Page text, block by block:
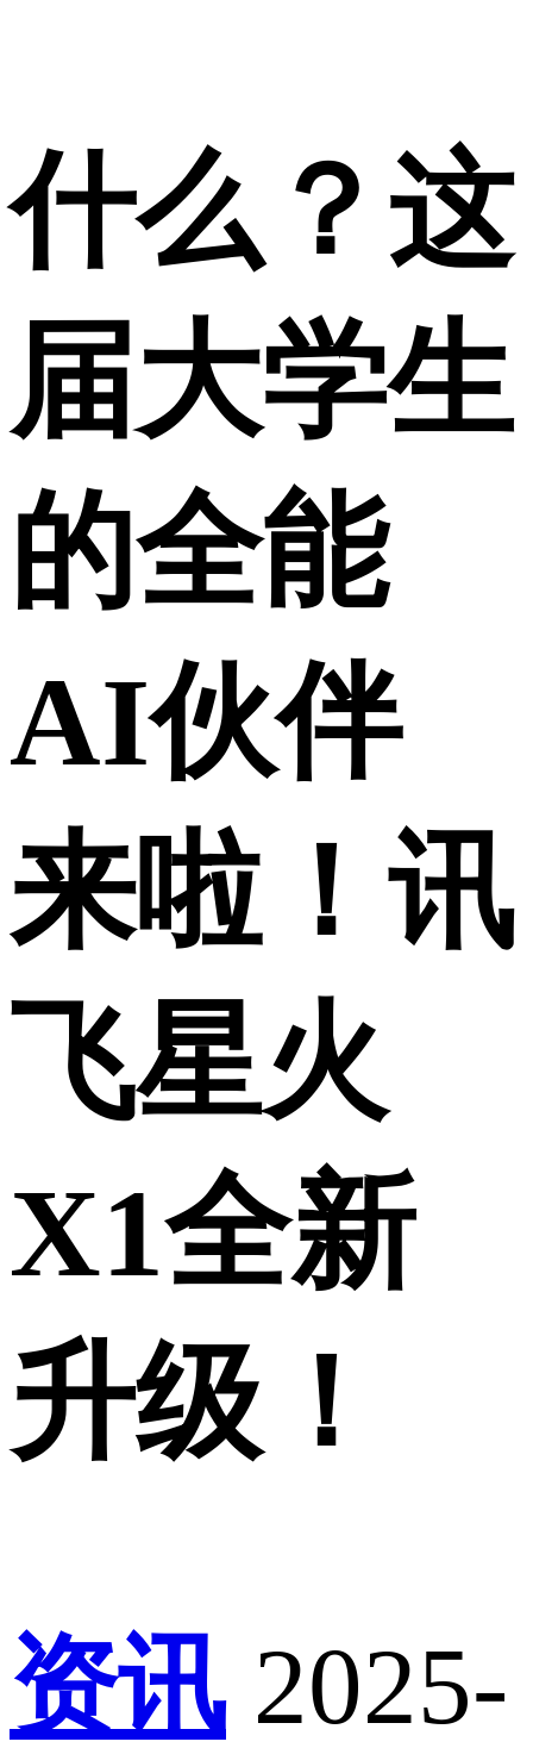
什么？这
届大学生
的全能
AI伙伴
来啦！讯
飞星火
X1全新
升级！
资讯 2025-